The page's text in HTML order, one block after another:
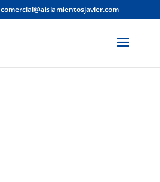
comercial@aislamientosjavier.com